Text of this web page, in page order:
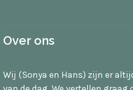
Over ons
Wij (Sonya en Hans) zijn er